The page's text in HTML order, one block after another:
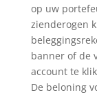
op uw
zienderogen
banner of de
account te
De beloning